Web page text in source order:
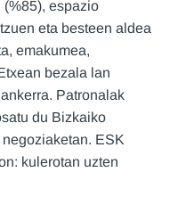
espazio
eta besteen aldea
emakumea,
bezala lan
Patronalak
du Bizkaiko
ESK
kulerotan uzten